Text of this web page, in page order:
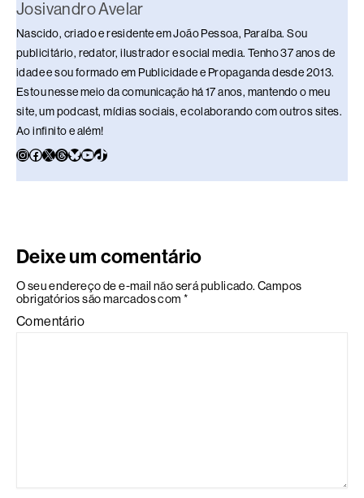
Josivandro Avelar
Nascido, criado e residente em João Pessoa, Paraíba. Sou
publicitário, redator, ilustrador e social media. Tenho 37 anos de
idade e sou formado em Publicidade e Propaganda desde 2013.
Estou nesse meio da comunicação há 17 anos, mantendo o meu
site, um podcast, mídias sociais, e colaborando com outros sites.
Ao infinito e além!
Deixe um comentário
O seu endereço de e-mail não será publicado. Campos
obrigatórios são marcados com *
Comentário